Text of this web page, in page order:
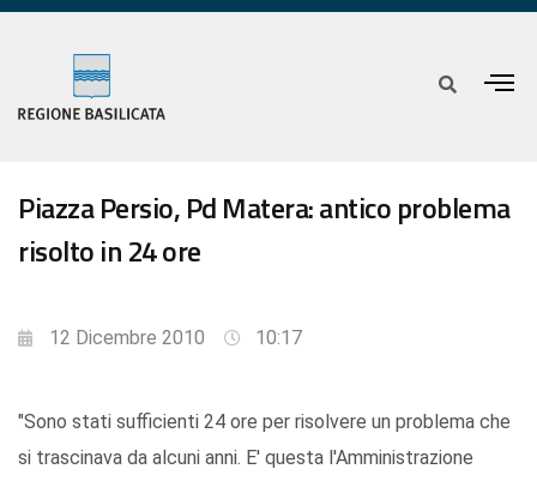
Piazza Persio, Pd Matera: antico problema
risolto in 24 ore
12 Dicembre 2010 10:17
"Sono stati sufficienti 24 ore per risolvere un problema che
si trascinava da alcuni anni. E' questa l'Amministrazione